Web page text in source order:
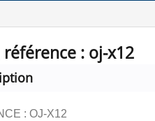
référence : oj-x12
: OJ-X12